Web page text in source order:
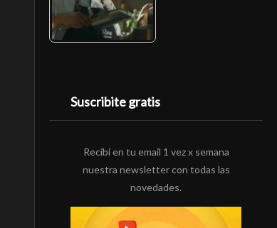
Suscribite gratis
Recibí en tu email 1 vez x semana
nuestra newsletter con todas las
novedades.